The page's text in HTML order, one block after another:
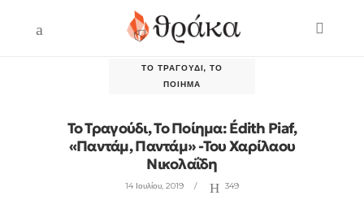
ΤΟ ΤΡΑΓΟΎΔΙ, ΤΟ
ΠΟΊΗΜΑ
Το Τραγούδι, Το Ποίημα: Édith Piaf,
«Παντάμ, Παντάμ» -Του Χαρίλαου
Νικολαΐδη
14 Ιουλίου, 2019 349